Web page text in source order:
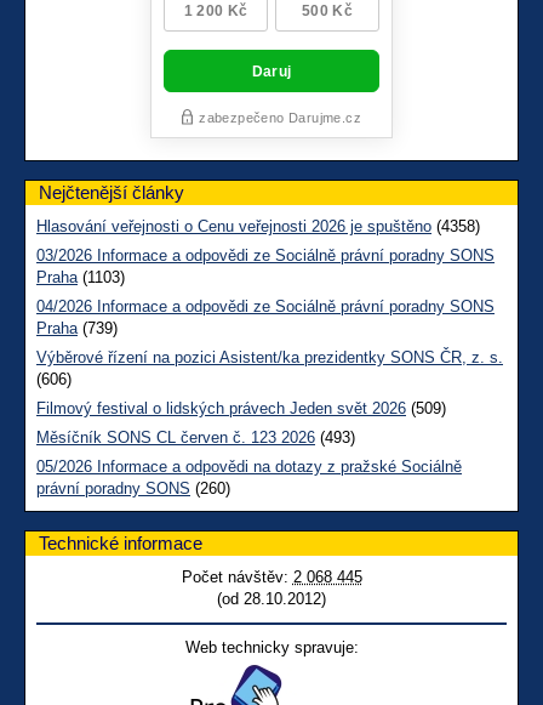
Nejčtenější články
Hlasování veřejnosti o Cenu veřejnosti 2026 je spuštěno (4358)
03/2026 Informace a odpovědi ze Sociálně právní poradny SONS
Praha(1103)
04/2026 Informace a odpovědi ze Sociálně právní poradny SONS
Praha(739)
Výběrové řízení na pozici Asistent/ka prezidentky SONS ČR, z. s.
(606)
Filmový festival o lidských právech Jeden svět 2026 (509)
Měsíčník SONS CL červen č. 123 2026 (493)
05/2026 Informace a odpovědi na dotazy z pražské Sociálně
právní poradny SONS (260)
Technické informace
Počet návštěv: 2 068 445
(od 28.10.2012)
Web technicky spravuje: